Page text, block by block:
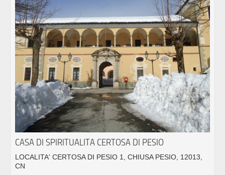
CASA DI SPIRITUALITA CERTOSA DI PESIO
LOCALITA' CERTOSA DI PESIO 1, CHIUSA PESIO, 12013,
CN